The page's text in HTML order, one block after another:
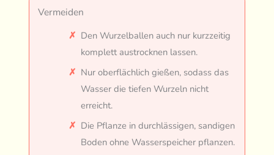
Vermeiden
Den Wurzelballen auch nur kurzzeitig
komplett austrocknen lassen.
Nur oberflächlich gießen, sodass das
Wasser die tiefen Wurzeln nicht
erreicht.
Die Pflanze in durchlässigen, sandigen
Boden ohne Wasserspeicher pflanzen.